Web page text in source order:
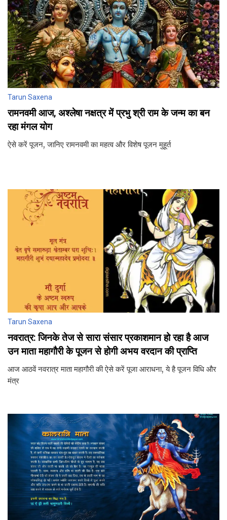
Tarun Saxena
रामनवमी आज, अश्लेषा नक्षत्र में प्रभु श्री राम के जन्‍म का बन
रहा मंगल योग
ऐसे करें पूजन, जानिए रामनवमी का महत्‍व और विशेष पूजन मुहूर्त
Tarun Saxena
नवरात्र: जिनके तेज से सारा संसार प्रकाशमान हो रहा है आज
उन माता महागौरी के पूजन से होगी अभय वरदान की प्राप्ति
आज आठवें नवरात्र माता महागौरी की ऐसे करें पूजा आराधना, ये है पूजन विधि और
मंत्र